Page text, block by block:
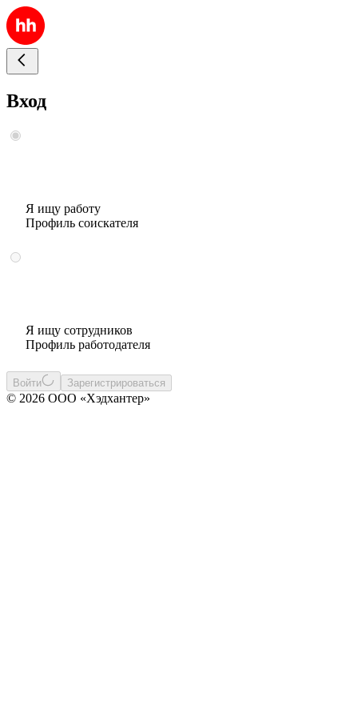
Вход
Я ищу работу
Профиль соискателя
Я ищу сотрудников
Профиль работодателя
Войти Зарегистрироваться
© 2026 ООО «Хэдхантер»